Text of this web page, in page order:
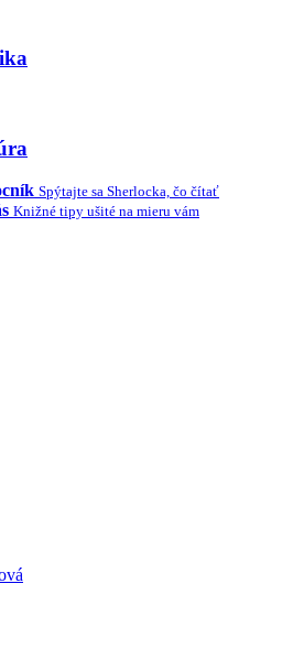
Spýtajte sa Sherlocka, čo čítať
Knižné tipy ušité na mieru vám